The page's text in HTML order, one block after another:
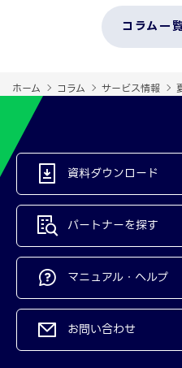
コラム一
ホーム コラム サービス情報
資料ダウンロード
パートナーを探す
マニュアル・ヘルプ
お問い合わせ